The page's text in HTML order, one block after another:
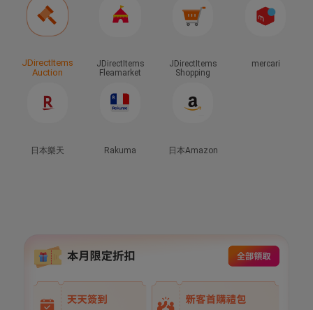
JDirectItems
Auction
JDirectItems
Fleamarket
JDirectItems
Shopping
mercari
日本樂天 Rakuma 日本Amazon